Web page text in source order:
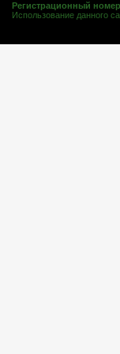
Регистрационный
Использование данного